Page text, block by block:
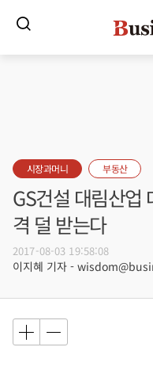
시장과머니 부동산
GS건설 대림산업
격 덜 받는다
2017-08-03 19:58:08
이지혜 기자 -